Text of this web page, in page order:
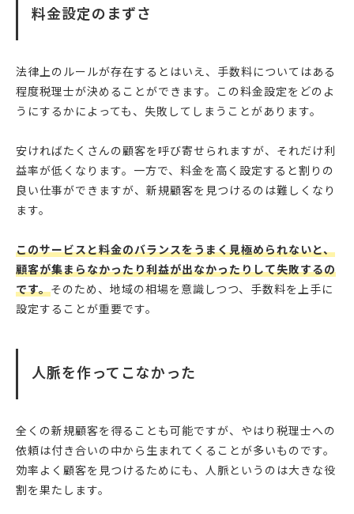
料金設定のまずさ
法律上のルールが存在するとはいえ、手数料についてはある
程度税理士が決めることができます。この料金設定をどのよ
うにするかによっても、失敗してしまうことがあります。
安ければたくさんの顧客を呼び寄せられますが、それだけ利
益率が低くなります。一方で、料金を高く設定すると割りの
良い仕事ができますが、新規顧客を見つけるのは難しくなり
ます。
このサービスと料金のバランスをうまく見極められないと、
顧客が集まらなかったり利益が出なかったりして失敗するの
です。そのため、地域の相場を意識しつつ、手数料を上手に
設定することが重要です。
人脈を作ってこなかった
全くの新規顧客を得ることも可能ですが、やはり税理士への
依頼は付き合いの中から生まれてくることが多いものです。
効率よく顧客を見つけるためにも、人脈というのは大きな役
割を果たします。